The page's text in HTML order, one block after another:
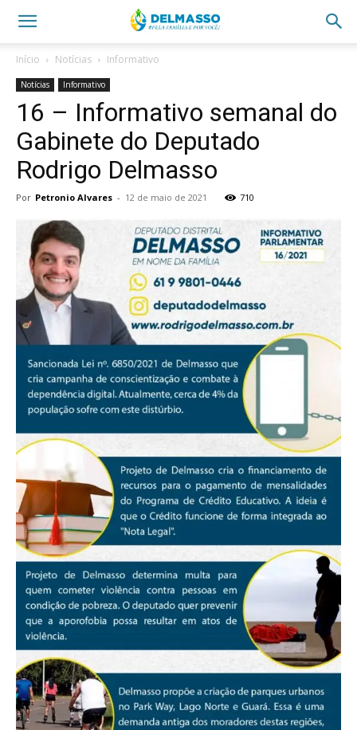
Início Notícias Informativo
Notícias Informativo
16 – Informativo semanal do
Gabinete do Deputado
Rodrigo Delmasso
Por Petronio Alvares - 12 de maio de 2021 710